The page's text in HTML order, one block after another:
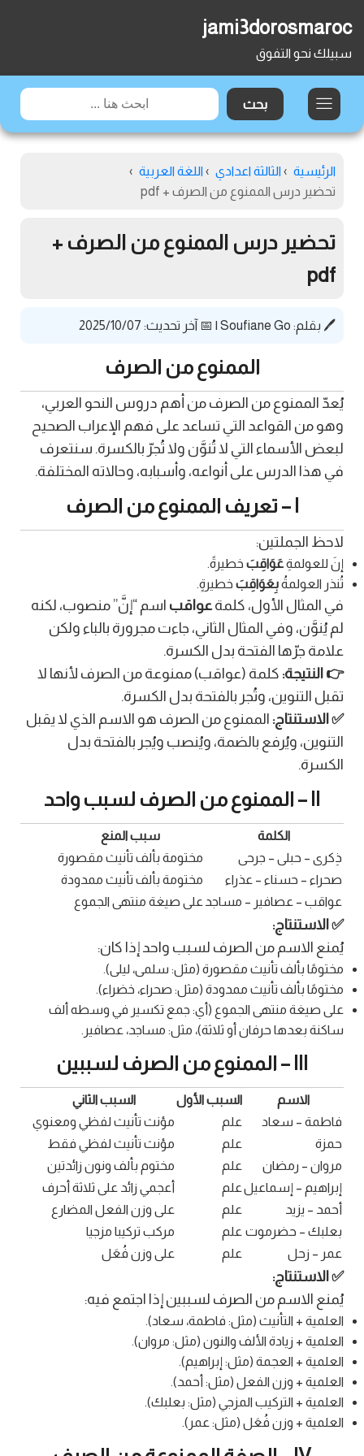
jami3dorosmaroc
سبيلك نحو التفوق
الرئيسية › الثالثة اعدادي › اللغة العربية ›
تحضير درس الممنوع من الصرف + pdf
تحضير درس الممنوع من الصرف +
pdf
🖊️ بقلم: Soufiane Go
| 📅 آخر تحديث: 2025/10/07
الممنوع من الصرف
يُعدّ الممنوع من الصرف من أهم دروس النحو العربي،
وهو من القواعد التي تساعد على فهم الإعراب الصحيح
لبعض الأسماء التي لا تُنوَّن ولا تُجرّ بالكسرة. سنتعرف
في هذا الدرس على أنواعه، وأسبابه، وحالاته المختلفة.
لاحظ الجملتين:
إنَ للعولمةِعَوَاقِبَ خطيرةً.
تُنذر العولمةُبِعَوَاقِبَ خطيرةٍ.
في المثال الأول، كلمةعواقب اسم “إنَّ” منصوب، لكنه
لم يُنوَّن، وفي المثال الثاني، جاءت مجرورة بالباء ولكن
علامة جرّها الفتحة بدل الكسرة.
👉 النتيجة: كلمة (عواقب) ممنوعة من الصرف لأنها لا
تقبل التنوين، وتُجر بالفتحة بدل الكسرة.
✅ الاستنتاج: الممنوع من الصرف هو الاسم الذي لا يقبل
التنوين، ويُرفع بالضمة، ويُنصب ويُجر بالفتحة بدل
الكسرة.
الكلمة
سبب المنع
ذِكرى – حبلى – جرحى
مختومة بألف تأنيث مقصورة
صحراء – حسناء – عذراء
مختومة بألف تأنيث ممدودة
عواقب – عصافير – مساجد على صيغة منتهى الجموع
✅ الاستنتاج:
يُمنع الاسم من الصرف لسبب واحد إذا كان:
مختومًا بألف تأنيث مقصورة (مثل: سلمى، ليلى).
مختومًا بألف تأنيث ممدودة (مثل: صحراء، خضراء).
على صيغة منتهى الجموع (أي: جمع تكسير في وسطه ألف
ساكنة بعدها حرفان أو ثلاثة)، مثل: مساجد، عصافير.
الاسم السبب الأول
السبب الثاني
فاطمة – سعاد
علم
مؤنث تأنيث لفظي ومعنوي
حمزة
علم
مؤنث تأنيث لفظي فقط
مروان – رمضان
علم
مختوم بألف ونون زائدتين
إبراهيم – إسماعيلعلم
أعجمي زائد على ثلاثة أحرف
أحمد – يزيد
علم
على وزن الفعل المضارع
بعلبك – حضرموت علم
مركب تركيبا مزجيا
عمر – زحل
علم على وزن فُعَل
✅ الاستنتاج:
يُمنع الاسم من الصرف لسببين إذا اجتمع فيه:
العلمية + التأنيث (مثل: فاطمة، سعاد).
العلمية + زيادة الألف والنون (مثل: مروان).
العلمية + العجمة (مثل: إبراهيم).
العلمية + وزن الفعل (مثل: أحمد).
العلمية + التركيب المزجي (مثل: بعلبك).
العلمية + وزن فُعَل (مثل: عمر).